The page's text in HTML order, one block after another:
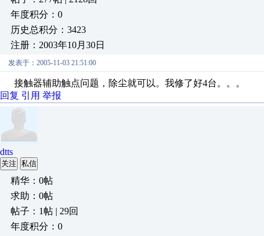
年度积分：0
历史总积分：3423
注册：2003年10月30日
发表于：2005-11-03 21:51:00
接触器辅助触点问题，除尘就可以。我修了好4台。。。
回复 引用 举报
dtts
关注 私信
精华：0帖
求助：0帖
帖子：1帖 | 29回
年度积分：0